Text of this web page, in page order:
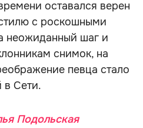
оставался верен
с роскошными
неожиданный шаг и
снимок, на
певца стало
в Сети.
Подольская